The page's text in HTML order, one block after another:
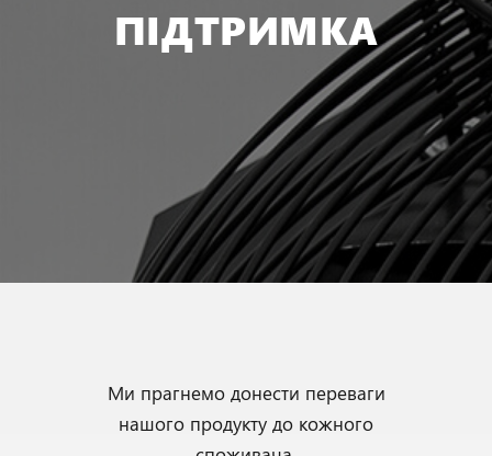
ПІДТРИМКА
Ми прагнемо донести переваги
нашого продукту до кожного